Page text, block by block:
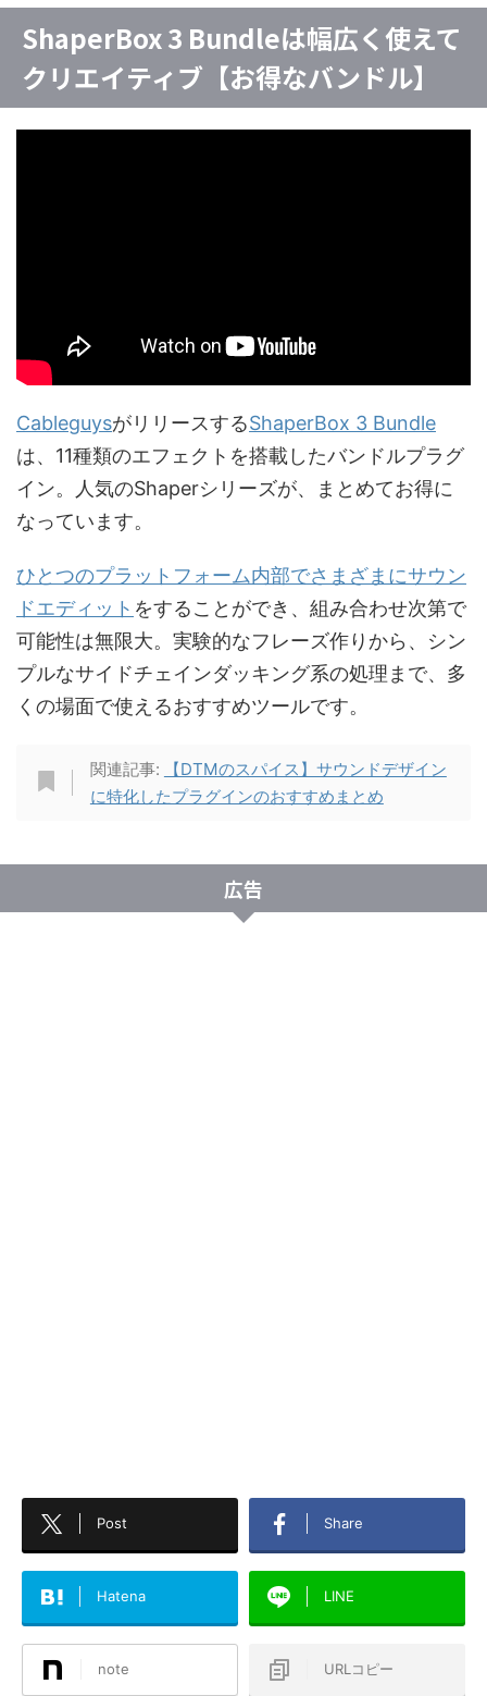
ShaperBox 3 Bundleは幅広く使えて
クリエイティブ【お得なバンドル】
CableguysがリリースするShaperBox 3 Bundle
は、11種類のエフェクトを搭載したバンドルプラグ
イン。人気のShaperシリーズが、まとめてお得に
なっています。
ひとつのプラットフォーム内部でさまざまにサウン
ドエディット をすることができ、組み合わせ次第で
可能性は無限大。実験的なフレーズ作りから、シン
プルなサイドチェインダッキング系の処理まで、多
くの場面で使えるおすすめツールです。
関連記事:
【DTMのスパイス】サウンドデザイン
に特化したプラグインのおすすめまとめ
広告
Post Share
Hatena LINE
note URLコピー